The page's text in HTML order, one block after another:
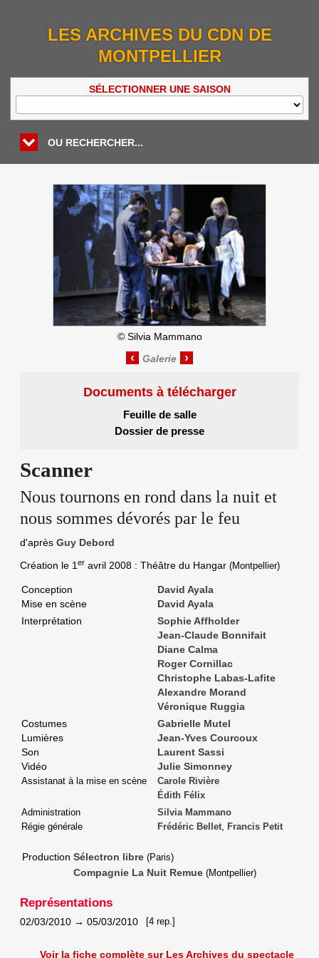
LES ARCHIVES DU CDN DE
MONTPELLIER
SÉLECTIONNER UNE SAISON
OU RECHERCHER...
© Silvia Mammano
‹ ›
Documents à télécharger
Feuille de salle
Dossier de presse
Scanner
Nous tournons en rond dans la nuit et
nous sommes dévorés par le feu
d'après Guy Debord
Création le 1 er avril 2008 : Théâtre du Hangar (Montpellier)
Conception
David Ayala
Mise en scène
David Ayala
Interprétation
Sophie Affholder
Jean-Claude Bonnifait
Diane Calma
Roger Cornillac
Christophe Labas-Lafite
Alexandre Morand
Véronique Ruggia
Costumes
Gabrielle Mutel
Lumières
Jean-Yves Courcoux
Son
Laurent Sassi
Vidéo
Julie Simonney
Assistanat à la mise en scène
Carole Rivière
Édith Félix
Administration
Silvia Mammano
Régie générale
Frédéric Bellet Francis Petit
Production Sélectron libre (Paris)
Compagnie La Nuit Remue (Montpellier)
Représentations
02/03/2010 → 05/03/2010 [4 rep.]
Voir la fiche complète sur Les Archives du spectacle